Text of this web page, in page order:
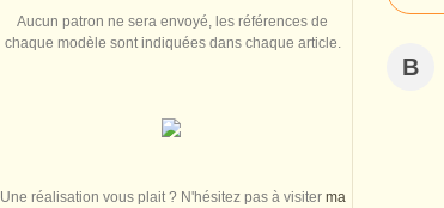
Aucun patron ne sera envoyé, les références de
chaque modèle sont indiquées dans chaque article.
Une réalisation vous plait ? N'hésitez pas à visiter ma
B